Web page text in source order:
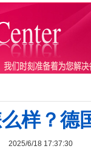
样？德
2025/6/18 17:37:30